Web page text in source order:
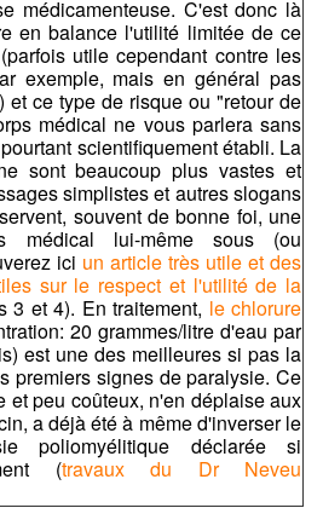
médicamenteuse. C'est donc là
en balance l'utilité limitée de ce
utile cependant contre les
exemple, mais en général pas
et ce type de risque ou "retour de
médical ne vous parlera sans
scientifiquement établi. La
sont beaucoup plus vastes et
simplistes et autres slogans
souvent de bonne foi, une
médical lui-même sous (ou
ici un article très utile et des
sur le respect et l'utilité de la
3 et 4). En traitement, le chlorure
20 grammes/litre d'eau par
est une des meilleures si pas la
premiers signes de paralysie. Ce
et peu coûteux, n'en déplaise aux
a déjà été à même d'inverser le
poliomyélitique déclarée si
(travaux du Dr Neveu